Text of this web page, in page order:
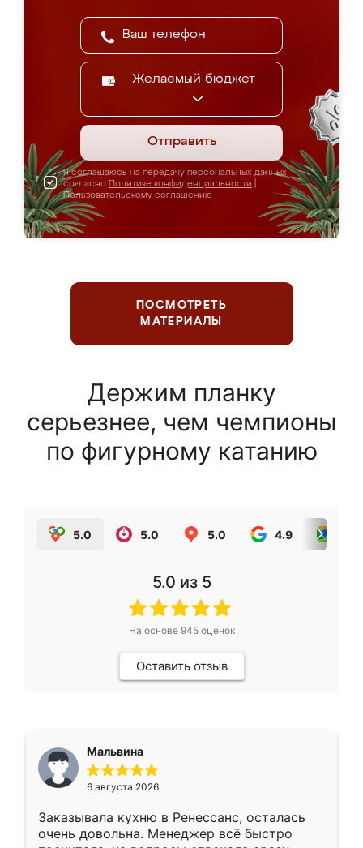
Желаемый бюджет
Отправить
Я соглашаюсь на передачу персональных данных
согласно Политике конфиденциальности
Пользовательскому соглашению
ПОСМОТРЕТЬ
МАТЕРИАЛЫ
Держим планку
серьезнее, чем чемпионы
по фигурному катанию
5.0 5.0 5.0 4.9
5.0 из 5
На основе 945оценок
Оставить отзыв
Мальвина
6 августа 2026
Заказывала кухню в Ренессанс, осталась
очень довольна. Менеджер всё быстро